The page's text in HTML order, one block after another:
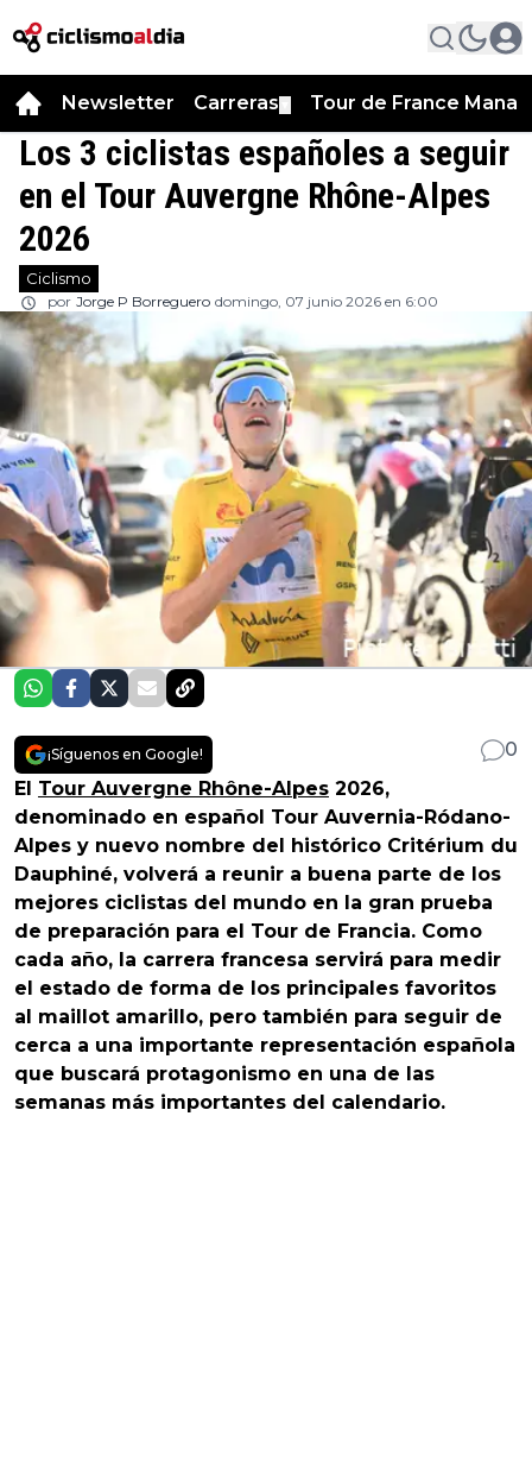
Newsletter Carreras Tour de France
Los 3 ciclistas españoles a seguir
en el Tour Auvergne Rhône-Alpes
2026
Ciclismo
por Jorge P Borreguero domingo, 07 junio 2026 en 6:00
¡Síguenos en Google!
0
El Tour Auvergne Rhône-Alpes 2026,
denominado en español Tour Auvernia-Ródano-
Alpes y nuevo nombre del histórico Critérium du
Dauphiné, volverá a reunir a buena parte de los
mejores ciclistas del mundo en la gran prueba
de preparación para el Tour de Francia. Como
cada año, la carrera francesa servirá para medir
el estado de forma de los principales favoritos
al maillot amarillo, pero también para seguir de
cerca a una importante representación española
que buscará protagonismo en una de las
semanas más importantes del calendario.